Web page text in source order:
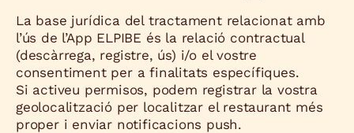
La base jurídica del tractament relacionat amb
l’ús de l’App ELPIBE és la relació contractual
(descàrrega, registre, ús) i/o el vostre
consentiment per a finalitats específiques.
Si activeu permisos, podem registrar la vostra
geolocalització per localitzar el restaurant més
proper i enviar notificacions push.